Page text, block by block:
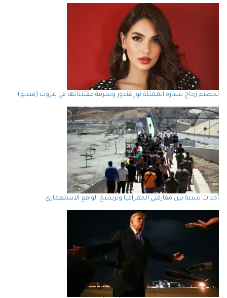
تحطيم زجاج سيارة الممثلة نور غندور وسرقة مقتنياتها في بيروت (فيديو)
أحداث سبتة بين مفارقتَي الجغرافيا وترسيخ الواقع الاستعماري